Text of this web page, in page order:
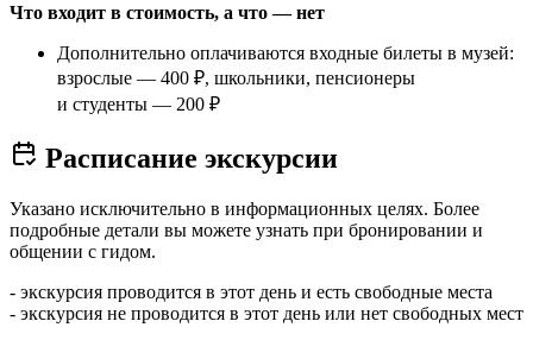
Что входит в стоимость, а что — нет
Дополнительно оплачиваются входные билеты в музей:
взрослые — 400 ₽, школьники, пенсионеры
и студенты — 200 ₽
Расписание экскурсии
Указано исключительно в информационных целях. Более
подробные детали вы можете узнать при бронировании и
общении с гидом.
- экскурсия проводится в этот день и есть свободные места
- экскурсия не проводится в этот день или нет свободных мест